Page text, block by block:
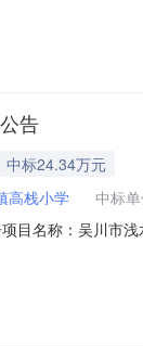
方式：
告
中标24.34万元
高栈小学 中标单
目名称：吴川市
数：28安全文明